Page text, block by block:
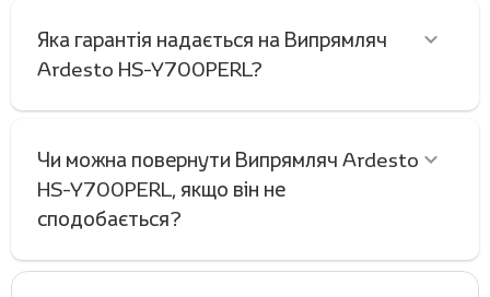
Яка гарантія надається на Випрямляч
Ardesto HS-Y700PERL?
Чи можна повернути Випрямляч Ardesto
HS-Y700PERL, якщо він не
сподобається?